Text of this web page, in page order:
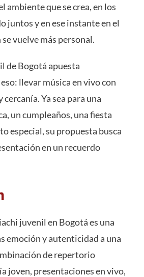
ambiente que se crea, en los
juntos y en ese instante en el
vuelve más personal.
de Bogotá apuesta
llevar música en vivo con
Ya sea para una
un cumpleaños, una fiesta
especial, su propuesta busca
en un recuerdo
juvenil en Bogotá es una
emoción y autenticidad a una
de repertorio
joven, presentaciones en vivo,